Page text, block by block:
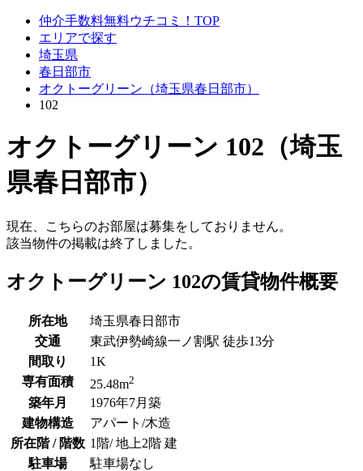
仲介手数料無料ウチコミ！TOP
エリアで探す
埼玉県
春日部市
オクトーグリーン（埼玉県春日部市）
102
オクトーグリーン 102（埼玉
県春日部市）
現在、こちらのお部屋は募集をしておりません。
該当物件の掲載は終了しました。
オクトーグリーン 102の賃貸物件概要
所在地
埼玉県春日部市
交通
東武伊勢崎線一ノ割駅 徒歩13分
間取り
1K
専有面積
25.48m2
築年月
1976年7月築
建物構造
アパート/木造
所在階 / 階数 1階/ 地上2階 建
駐車場
駐車場なし